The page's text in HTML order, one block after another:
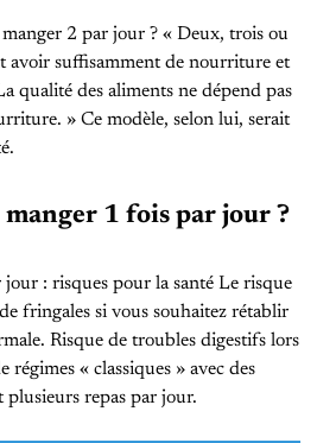
manger 2 par jour ? « Deux, trois ou
avoir suffisamment de nourriture et
qualité des aliments ne dépend pas
» Ce modèle, selon lui, serait
manger 1 fois par jour ?
: risques pour la santé Le risque
fringales si vous souhaitez rétablir
Risque de troubles digestifs lors
régimes « classiques » avec des
plusieurs repas par jour.